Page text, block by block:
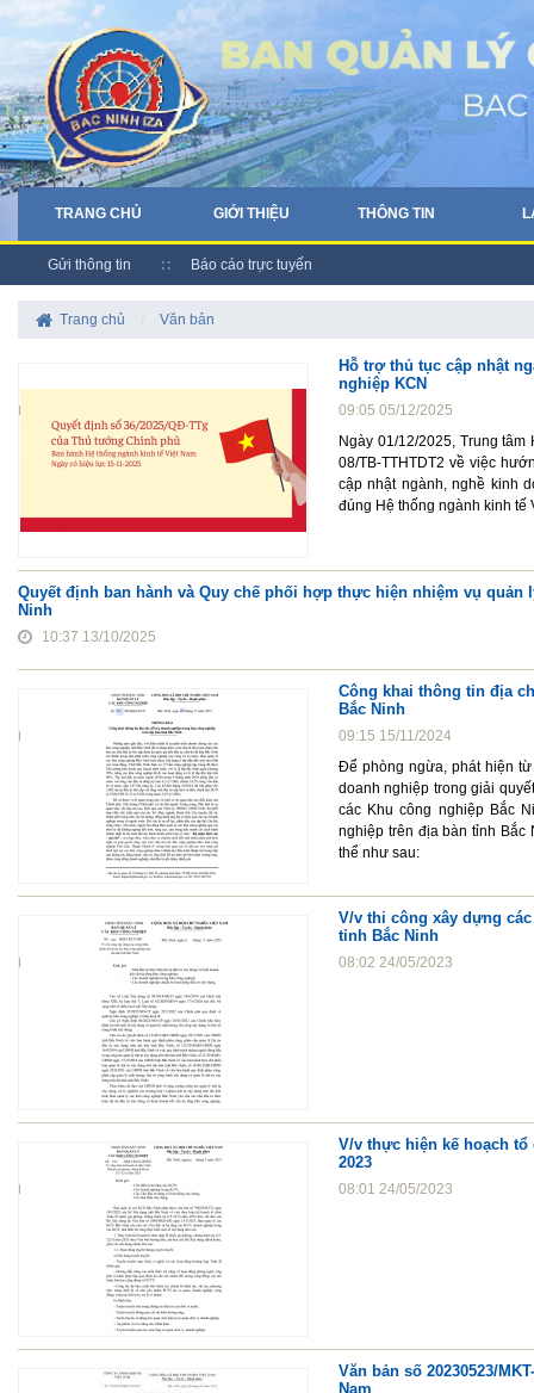
TRANG CHỦ GIỚI THIỆU THÔNG TIN
Gửi thông tin Báo cáo trực tuyến
Trang chủ Văn bản
Hỗ trợ thủ tục cập nhật
nghiệp KCN
09:05 05/12/2025
Ngày 01/12/2025, Trung
08/TB-TTHTDT2 về việc
cập nhật ngành, nghề kinh
đúng Hệ thống ngành kinh tế
Quyết định ban hành và Quy chế phối hợp thực hiện nhiệm vụ
Ninh
10:37 13/10/2025
Công khai thông tin địa
Bắc Ninh
09:15 15/11/2024
Để phòng ngừa, phát hiện
doanh nghiệp trong giải
các Khu công nghiệp Bắc
nghiệp trên địa bàn tỉnh Bắc
thể như sau:
V/v thi công xây dựng
tỉnh Bắc Ninh
08:02 24/05/2023
V/v thực hiện kế hoạch tổ
2023
08:01 24/05/2023
Văn bản số 20230523/
Nam